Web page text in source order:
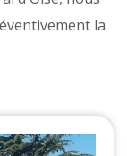
la